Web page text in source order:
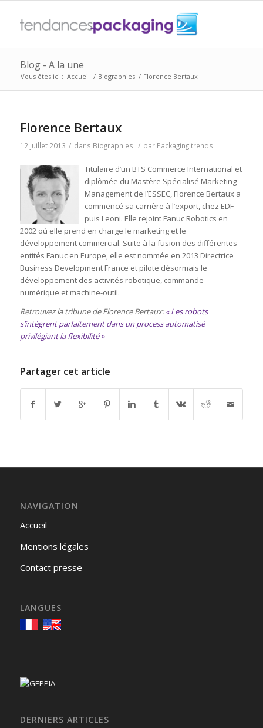
Blog - A la une
Vous êtes ici : Accueil / Biographies / Florence Bertaux
Florence Bertaux
12 juillet 2013 / dans Biographies / par Packaging trends
Titulaire d’un BTS Commerce International et
diplômée du Mastère Spécialisé Marketing
Management de l’ESSEC, Florence Bertaux a
commencé sa carrière à l’export, chez EDF
puis Leoni. Elle rejoint Fanuc Robotics en
2002 où elle prend en charge le marketing et le
développement commercial. Suite à la fusion des différentes
entités Fanuc en Europe, elle est nommée en 2013 Directrice
Business Development France et pilote désormais le
développement des activités robotique, commande
numérique et machine-outil.
Retrouvez la tribune de Florence Bertaux:« Les robots
s’intègrent parfaitement dans un process automatisé
privilégiant la flexibilité »
Partager cet article
NAVIGATION
Accueil
Mentions légales
Contact presse
LANGUES
DERNIERS ARTICLES